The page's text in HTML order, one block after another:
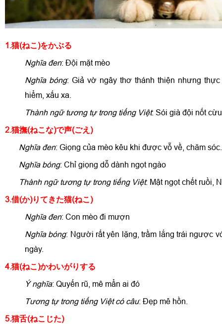
1.猫(ねこ)をかぶる
Nghĩa đen: Đội mặt mèo
Nghĩa bóng: Giả vờ ngây thơ thánh thiện nhưng thực
hiểm, xấu xa.
Thành ngữ tương tự trong tiếng Việt: Sói già đội nốt
2.猫撫(ねこな)で声(ごえ)
Nghĩa đen: Giọng của mèo kêu khi được vỗ về, chăm sóc.
Nghĩa bóng: Chỉ giọng dỗ dành ngọt ngào
Thành ngữ tương tự trong tiếng Việt: Mật ngọt chết ruồi,
3.借(か)りてきた猫(ねこ)
Nghĩa đen: Con mèo đi mượn
Nghĩa bóng: Người rất yên lặng, trầm lắng trái ngược
ngày.
4.猫(ねこ)かわいがりする
Ý nghĩa: Quyến rũ, mê mẩn ai đó
Tương tự trong tiếng Việt có câu: Đẹp mê hồn.
5.猫舌(ねこじた)